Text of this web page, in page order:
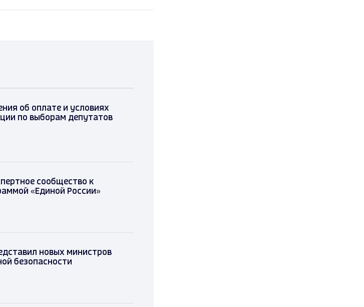
об оплате и условиях
по выборам депутатов
сообщество к
«Единой России»
новых министров
безопасности